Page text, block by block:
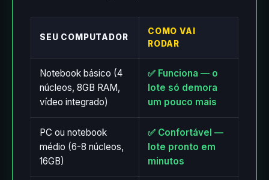
SEU COMPUTADOR
COMO VAI
RODAR
Notebook básico (4
núcleos, 8GB RAM,
vídeo integrado)
✅ Funciona — o
lote só demora
um pouco mais
PC ou notebook
médio (6-8 núcleos,
16GB)
✅ Confortável —
lote pronto em
minutos